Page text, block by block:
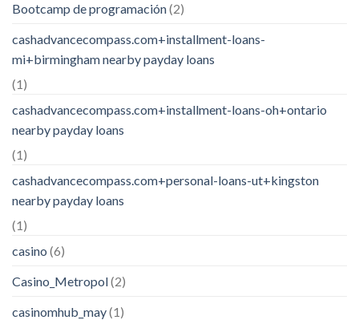
Bootcamp de programación(2)
cashadvancecompass.com+installment-loans-
mi+birmingham nearby payday loans
(1)
cashadvancecompass.com+installment-loans-oh+ontario
nearby payday loans
(1)
cashadvancecompass.com+personal-loans-ut+kingston
nearby payday loans
(1)
casino (6)
Casino_Metropol(2)
casinomhub_may(1)